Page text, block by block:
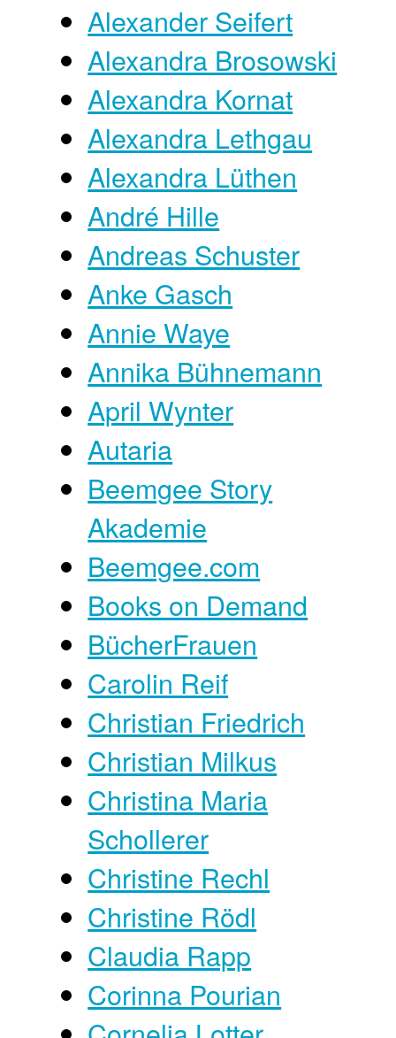
Alexander Seifert
Alexandra Brosowski
Alexandra Kornat
Alexandra Lethgau
Alexandra Lüthen
André Hille
Andreas Schuster
Anke Gasch
Annie Waye
Annika Bühnemann
April Wynter
Autaria
Beemgee Story
Akademie
Beemgee.com
Books on Demand
BücherFrauen
Carolin Reif
Christian Friedrich
Christian Milkus
Christina Maria
Schollerer
Christine Rechl
Christine Rödl
Claudia Rapp
Corinna Pourian